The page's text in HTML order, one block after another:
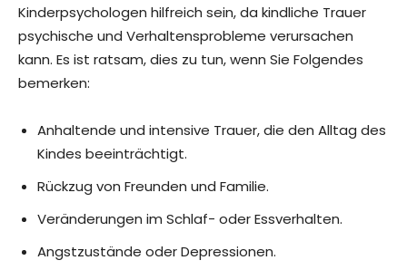
Kinderpsychologen hilfreich sein, da kindliche Trauer
psychische und Verhaltensprobleme verursachen
kann. Es ist ratsam, dies zu tun, wenn Sie Folgendes
bemerken:
Anhaltende und intensive Trauer, die den Alltag des
Kindes beeinträchtigt.
Rückzug von Freunden und Familie.
Veränderungen im Schlaf- oder Essverhalten.
Angstzustände oder Depressionen.